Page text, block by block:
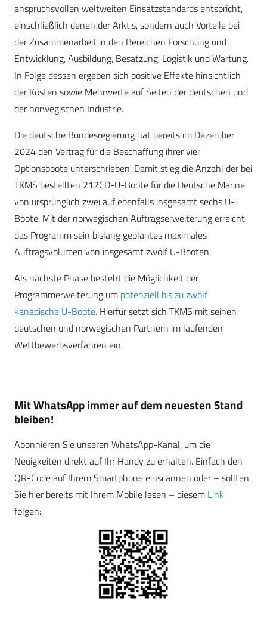
anspruchsvollen weltweiten Einsatzstandards entspricht,
einschließlich denen der Arktis, sondern auch Vorteile bei
der Zusammenarbeit in den Bereichen Forschung und
Entwicklung, Ausbildung, Besatzung, Logistik und Wartung.
In Folge dessen ergeben sich positive Effekte hinsichtlich
der Kosten sowie Mehrwerte auf Seiten der deutschen und
der norwegischen Industrie.
Die deutsche Bundesregierung hat bereits im Dezember
2024 den Vertrag für die Beschaffung ihrer vier
Optionsboote unterschrieben. Damit stieg die Anzahl der bei
TKMS bestellten 212CD-U-Boote für die Deutsche Marine
von ursprünglich zwei auf ebenfalls insgesamt sechs U-
Boote. Mit der norwegischen Auftragserweiterung erreicht
das Programm sein bislang geplantes maximales
Auftragsvolumen von insgesamt zwölf U-Booten.
Als nächste Phase besteht die Möglichkeit der
Programmerweiterung um potenziell bis zu zwölf
kanadische U-Boote. Hierfür setzt sich TKMS mit seinen
deutschen und norwegischen Partnern im laufenden
Wettbewerbsverfahren ein.
Mit WhatsApp immer auf dem neuesten Stand
bleiben!
Abonnieren Sie unseren WhatsApp-Kanal, um die
Neuigkeiten direkt auf Ihr Handy zu erhalten. Einfach den
QR-Code auf Ihrem Smartphone einscannen oder – sollten
Sie hier bereits mit Ihrem Mobile lesen – diesem Link
folgen: